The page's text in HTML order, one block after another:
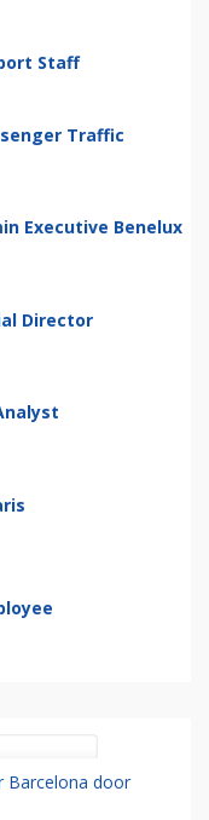
Staff
Traffic
Executive Benelux
Director
Barcelona door